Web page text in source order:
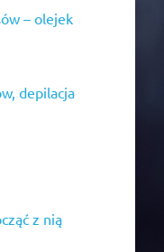
– olejek
depilacja
z nią